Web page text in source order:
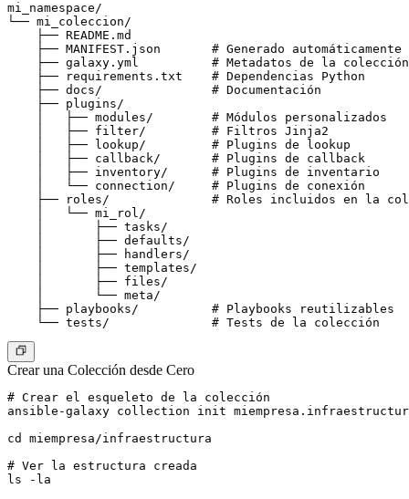
mi_namespace/
└── mi_coleccion/
    ├── README.md
    ├── MANIFEST.json       # Generado automáticamente
    ├── galaxy.yml          # Metadatos de la colección
    ├── requirements.txt    # Dependencias Python
    ├── docs/               # Documentación
    ├── plugins/
    │   ├── modules/        # Módulos personalizados
    │   ├── filter/         # Filtros Jinja2
    │   ├── lookup/         # Plugins de lookup
    │   ├── callback/       # Plugins de callback
    │   ├── inventory/      # Plugins de inventario
    │   └── connection/     # Plugins de conexión
├── roles/              # Roles incluidos en la
    │   └── mi_rol/
    │       ├── tasks/
    │       ├── defaults/
    │       ├── handlers/
    │       ├── templates/
    │       ├── files/
    │       └── meta/
    ├── playbooks/          # Playbooks reutilizables
Crear una Colección desde Cero
# Crear el esqueleto de la colección
ansible-galaxy collection init
cd miempresa/infraestructura
# Ver la estructura creada
ls -la